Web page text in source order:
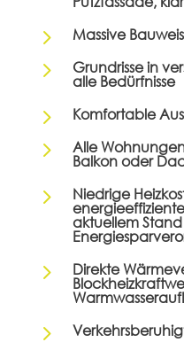
5 Massive
5 Grundrisse in
alle Bedürfnisse
5 Komfortable
5 Alle
Balkon oder
5 Niedrige
aktuellem
5 Direkte
5